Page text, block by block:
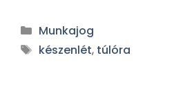
Munkajog
készenlét, túlóra